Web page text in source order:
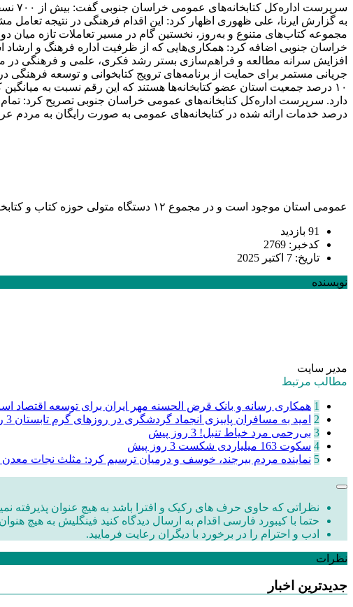
سرپرست اداره‌کل کتابخانه‌های عمومی خراسان جنوبی گفت: بیش از ۷۰۰ نسخه کتاب در قالب ۱۵۰ عنوان و با ارزش ریالی بیش از یک میلیارد و پنجاه میلیون ریال به کتابخانه‌های عمومی این استان اهدا شد.
به گزارش ایرنا، علی ظهوری اظهار کرد: این اقدام فرهنگی در نتیجه
مجموعه کتاب‌های متنوع و به‌روز، نخستین گام در مسیر تعاملات تازه
خراسان جنوبی اضافه کرد: همکاری‌هایی که از ظرفیت اداره فرهنگ و ارشاد
افزایش سرانه مطالعه و فراهم‌سازی بستر رشد فکری، علمی و فرهنگی
عمومی استان موجود است و در مجموع ۱۲ دستگاه متولی حوزه کتاب و کتابخوانی فعالیت می‌کنند.
91 بازدید
کدخبر: 2769
تاریخ: 7 اکتبر 2025
نویسنده
مدیر سایت
مطالب مرتبط
1 همکاری رسانه و بانک قرض الحسنه مهر ایران برای توسعه اقتصاد
2 امید به مسافران پاییزی انجماد گردشگری در روزهای گرم تابستان 3 روز پیش
3 ‌بی‌رحمی مرد خیاط تنبل! 3 روز پیش
4 سکوت 163 میلیاردی شکست
3 روز پیش
5 نماینده مردم بیرجند، خوسف و درمیان ترسیم کرد: مثلث نجات معدن
نظراتی که حاوی حرف های رکیک و افترا باشد به هیچ عنوان پذیرفته
حتما با کیبورد فارسی اقدام به ارسال دیدگاه کنید فینگلیش به هیچ
ادب و احترام را در برخورد با دیگران رعایت فرمایید.
نظرات
جدیدترین اخبار